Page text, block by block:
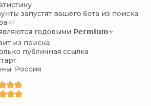
запустят вашего бота из поиска
✅
годовыми 𝗣𝗲𝗿𝗺𝗶𝘂𝗺⭐️
из поиска
публичная ссылка
Россия